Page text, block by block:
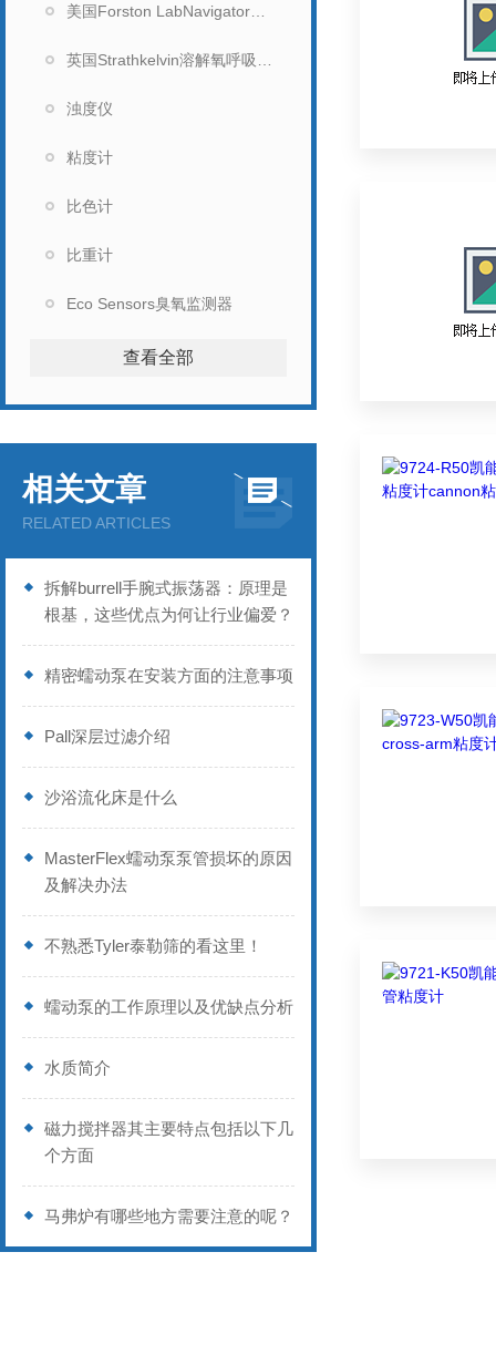
浊度仪
粘度计
比色计
比重计
Eco Sensors臭氧监测器
查看全部
相关文章
RELATED ARTICLES
拆解burrell手腕式振荡器：原理是
根基，这些优点为何让行业偏爱？
精密蠕动泵在安装方面的注意事项
Pall深层过滤介绍
沙浴流化床是什么
MasterFlex蠕动泵泵管损坏的原因
及解决办法
不熟悉Tyler泰勒筛的看这里！
蠕动泵的工作原理以及优缺点分析
水质简介
磁力搅拌器其主要特点包括以下几
个方面
马弗炉有哪些地方需要注意的呢？